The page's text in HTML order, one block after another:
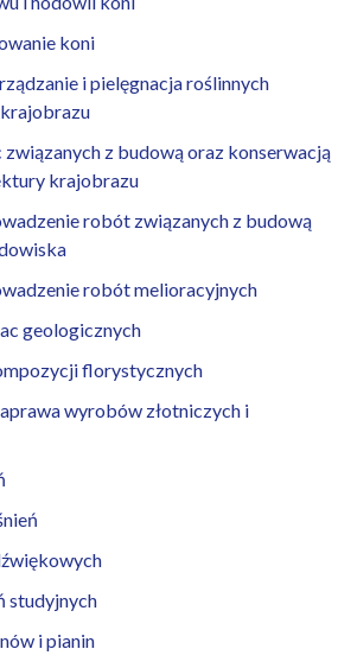
koni
i pielęgnacja roślinnych
związanych z budową oraz konserwacją
krajobrazu
robót związanych z budową
robót melioracyjnych
geologicznych
florystycznych
wyrobów złotniczych i
studyjnych
i pianin